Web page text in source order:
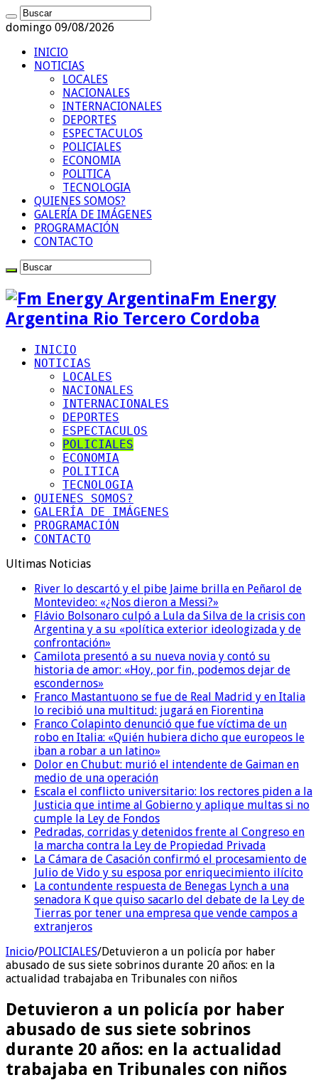
domingo 09/08/2026
INICIO
NOTICIAS
LOCALES
NACIONALES
INTERNACIONALES
DEPORTES
ESPECTACULOS
POLICIALES
ECONOMIA
POLITICA
TECNOLOGIA
QUIENES SOMOS?
GALERÍA DE IMÁGENES
PROGRAMACIÓN
CONTACTO
Fm Energy
Argentina Rio Tercero Cordoba
INICIO
NOTICIAS
LOCALES
NACIONALES
INTERNACIONALES
DEPORTES
ESPECTACULOS
POLICIALES
ECONOMIA
POLITICA
TECNOLOGIA
QUIENES SOMOS?
GALERÍA DE IMÁGENES
PROGRAMACIÓN
CONTACTO
Ultimas Noticias
River lo descartó y el pibe Jaime brilla en Peñarol de
Montevideo: «¿Nos dieron a Messi?»
Flávio Bolsonaro culpó a Lula da Silva de la crisis con
Argentina y a su «política exterior ideologizada y de
confrontación»
Camilota presentó a su nueva novia y contó su
historia de amor: «Hoy, por fin, podemos dejar de
escondernos»
Franco Mastantuono se fue de Real Madrid y en Italia
lo recibió una multitud: jugará en Fiorentina
Franco Colapinto denunció que fue víctima de un
robo en Italia: «Quién hubiera dicho que europeos le
iban a robar a un latino»
Dolor en Chubut: murió el intendente de Gaiman en
medio de una operación
Escala el conflicto universitario: los rectores piden a la
Justicia que intime al Gobierno y aplique multas si no
cumple la Ley de Fondos
Pedradas, corridas y detenidos frente al Congreso en
la marcha contra la Ley de Propiedad Privada
La Cámara de Casación confirmó el procesamiento de
Julio de Vido y su esposa por enriquecimiento ilícito
La contundente respuesta de Benegas Lynch a una
senadora K que quiso sacarlo del debate de la Ley de
Tierras por tener una empresa que vende campos a
extranjeros
Inicio/POLICIALES/Detuvieron a un policía por haber
abusado de sus siete sobrinos durante 20 años: en la
actualidad trabajaba en Tribunales con niños
Detuvieron a un policía por haber
abusado de sus siete sobrinos
durante 20 años: en la actualidad
trabajaba en Tribunales con niños